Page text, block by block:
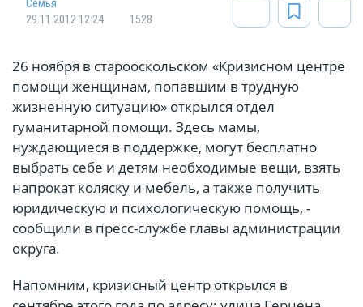
Cемья
29.11.2012 12:24
1528
26 ноября в старооскольском «Кризисном центре
помощи женщинам, попавшим в трудную
жизненную ситуацию» открылся отдел
гуманитарной помощи. Здесь мамы,
нуждающиеся в поддержке, могут бесплатно
выбрать себе и детям необходимые вещи, взять
напрокат коляску и мебель, а также получить
юридическую и психологическую помощь, -
сообщили в пресс-службе главы администрации
округа.
Напомним, кризисный центр открылся в